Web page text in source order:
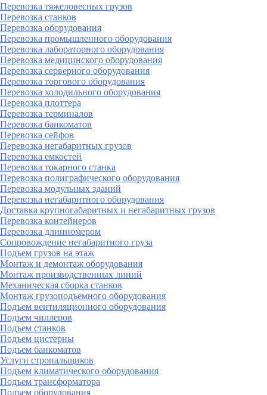
Перевозка тяжеловесных грузов
Перевозка станков
Перевозка оборудования
Перевозка промышленного оборудования
Перевозка лабораторного оборудования
Перевозка медицинского оборудования
Перевозка серверного оборудования
Перевозка торгового оборудования
Перевозка холодильного оборудования
Перевозка плоттера
Перевозка терминалов
Перевозка банкоматов
Перевозка сейфов
Перевозка негабаритных грузов
Перевозка емкостей
Перевозка токарного станка
Перевозка полиграфического оборудования
Перевозка модульных зданий
Перевозка негабаритного оборудования
Доставка крупногабаритных и негабаритных грузов
Перевозка контейнеров
Перевозка длинномером
Сопровождение негабаритного груза
Подъем грузов на этаж
Монтаж и демонтаж оборудования
Монтаж производственных линий
Механическая сборка станков
Монтаж грузоподъемного оборудования
Подъем вентиляционного оборудования
Подъем чиллеров
Подъем станков
Подъем цистерны
Подъем банкоматов
Услуги стропальщиков
Подъем климатического оборудования
Подъем трансформатора
Подъем оборудования